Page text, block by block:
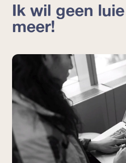
Gratis intakegesprek
Autisme en
coaching
Welke baan past bij mij?
Voor werkgevers
Autisme op de werkvloer
Coaching voor
Praktische workshop
op de werkvloer
Ervaringen
Over Ban Pé
Over mij
Neem
Ik wil geen
meer!